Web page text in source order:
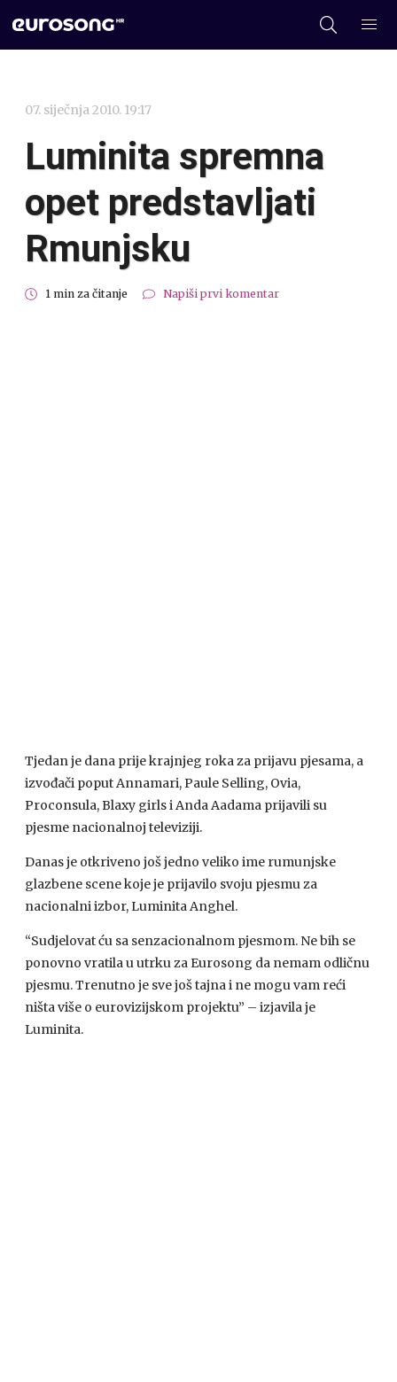
07. siječnja 2010. 19:17
Luminita spremna
opet predstavljati
Rmunjsku
1 min za čitanje Napiši prvi komentar
Tjedan je dana prije krajnjeg roka za prijavu pjesama, a
izvođači poput Annamari, Paule Selling, Ovia,
Proconsula, Blaxy girls i Anda Aadama prijavili su
pjesme nacionalnoj televiziji.
Danas je otkriveno još jedno veliko ime rumunjske
glazbene scene koje je prijavilo svoju pjesmu za
nacionalni izbor, Luminita Anghel.
“Sudjelovat ću sa senzacionalnom pjesmom. Ne bih se
ponovno vratila u utrku za Eurosong da nemam odličnu
pjesmu. Trenutno je sve još tajna i ne mogu vam reći
ništa više o eurovizijskom projektu” – izjavila je
Luminita.